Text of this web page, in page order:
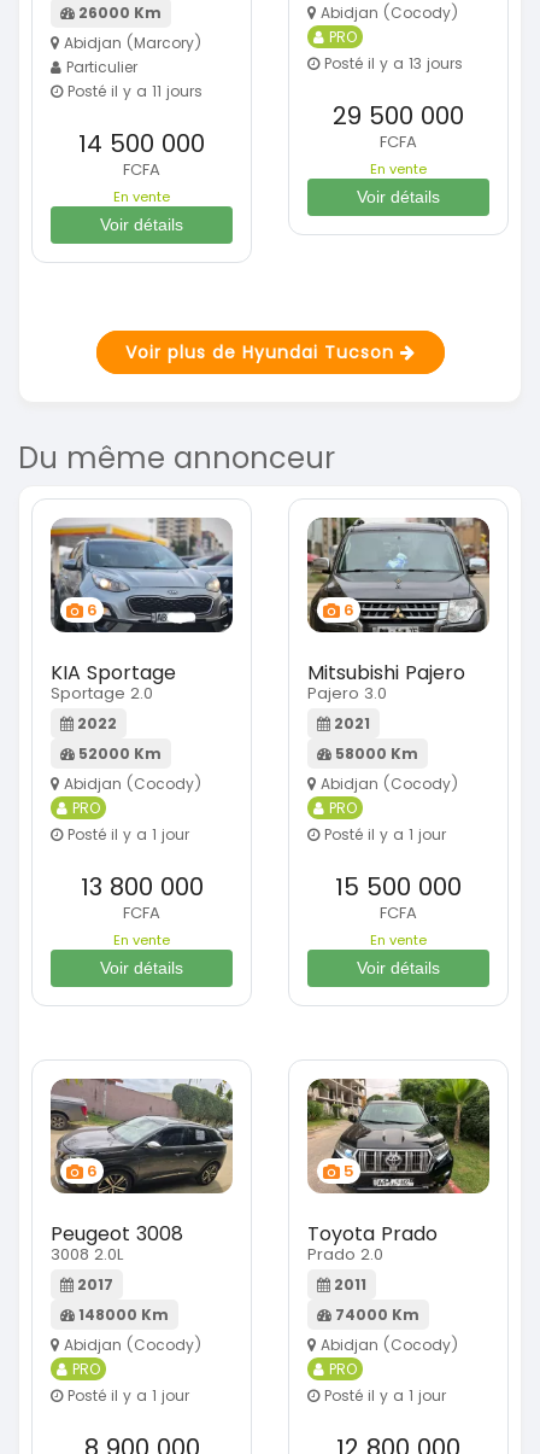
26000 Km
Abidjan (Marcory)
Particulier
Posté il y a 11 jours
14 500 000
FCFA
En vente
Voir détails
Abidjan (Cocody)
PRO
Posté il y a 13 jours
29 500 000
FCFA
En vente
Voir détails
Voir plus de Hyundai Tucson
Du même annonceur
6
KIA Sportage
Sportage 2.0
2022
52000 Km
Abidjan (Cocody)
PRO
Posté il y a 1 jour
13 800 000
FCFA
En vente
Voir détails
6
Mitsubishi Pajero
Pajero 3.0
2021
58000 Km
Abidjan (Cocody)
PRO
Posté il y a 1 jour
15 500 000
FCFA
En vente
Voir détails
6
Peugeot 3008
3008 2.0L
2017
148000 Km
Abidjan (Cocody)
PRO
Posté il y a 1 jour
5
Toyota Prado
Prado 2.0
2011
74000 Km
Abidjan (Cocody)
PRO
Posté il y a 1 jour